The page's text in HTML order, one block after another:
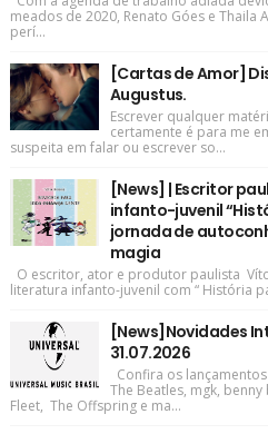
meados de 2020, Renato Góes e Thaila
perí...
[Cartas de Amor]
Augustus.
Escrever qualquer
certamente é para me
suspeita em falar ou escrever so...
[News] | Escritor
infanto-juvenil
jornada de
magia
O escritor, ator e produtor paulista
literatura infanto-juvenil com “ História
[News]Novidades
31.07.2026
Confira os
The Beatles, mgk,
Fleet, The Offspring e ma...